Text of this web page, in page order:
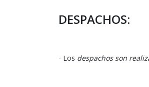
DESPACHOS:
- Los despachos son